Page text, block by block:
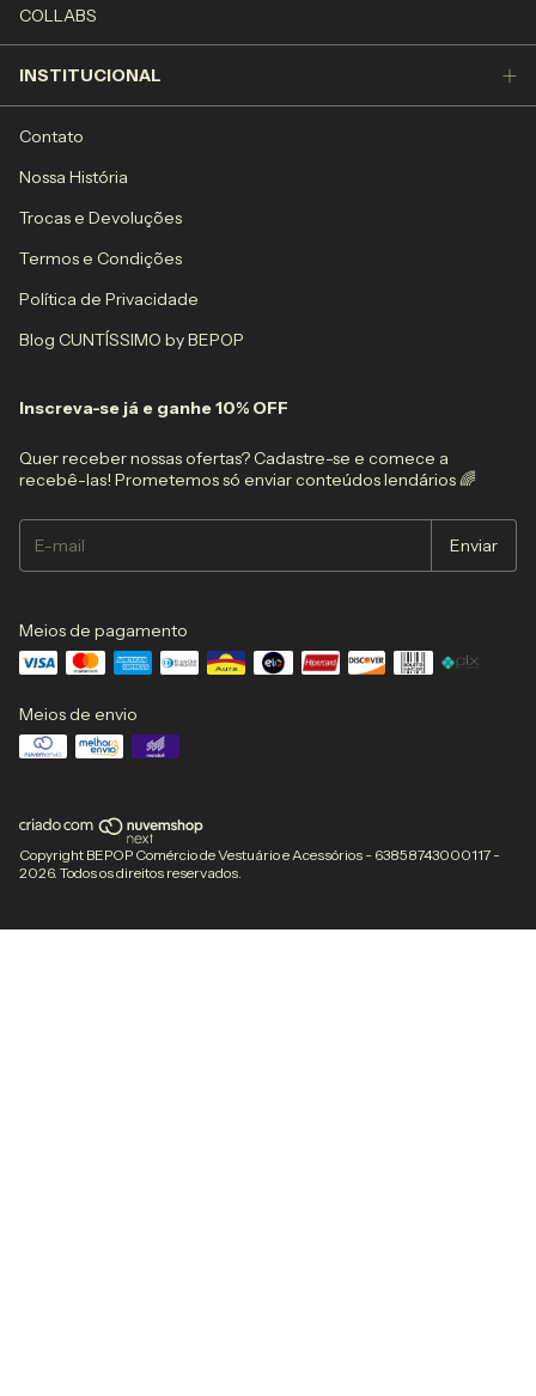
COLLABS
INSTITUCIONAL
Contato
Nossa História
Trocas e Devoluções
Termos e Condições
Política de Privacidade
Blog CUNTÍSSIMO by BEPOP
Inscreva-se já e ganhe 10% OFF
Quer receber nossas ofertas? Cadastre-se e comece a
recebê-las! Prometemos só enviar conteúdos lendários 🌈
Meios de pagamento
Meios de envio
Copyright BEPOP Comércio de Vestuário e Acessórios - 63858743000117 -
2026. Todos os direitos reservados.